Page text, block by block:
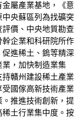
屬產業基地，《意
中央蘇區列為找礦突
價、中央地質勘查
企業和科研院所作
進稀土、鎢等精深
，加快制造業集
贛州建設稀土產業
國傢高新技術產業
推進技術創新，提
土行業集中度。按